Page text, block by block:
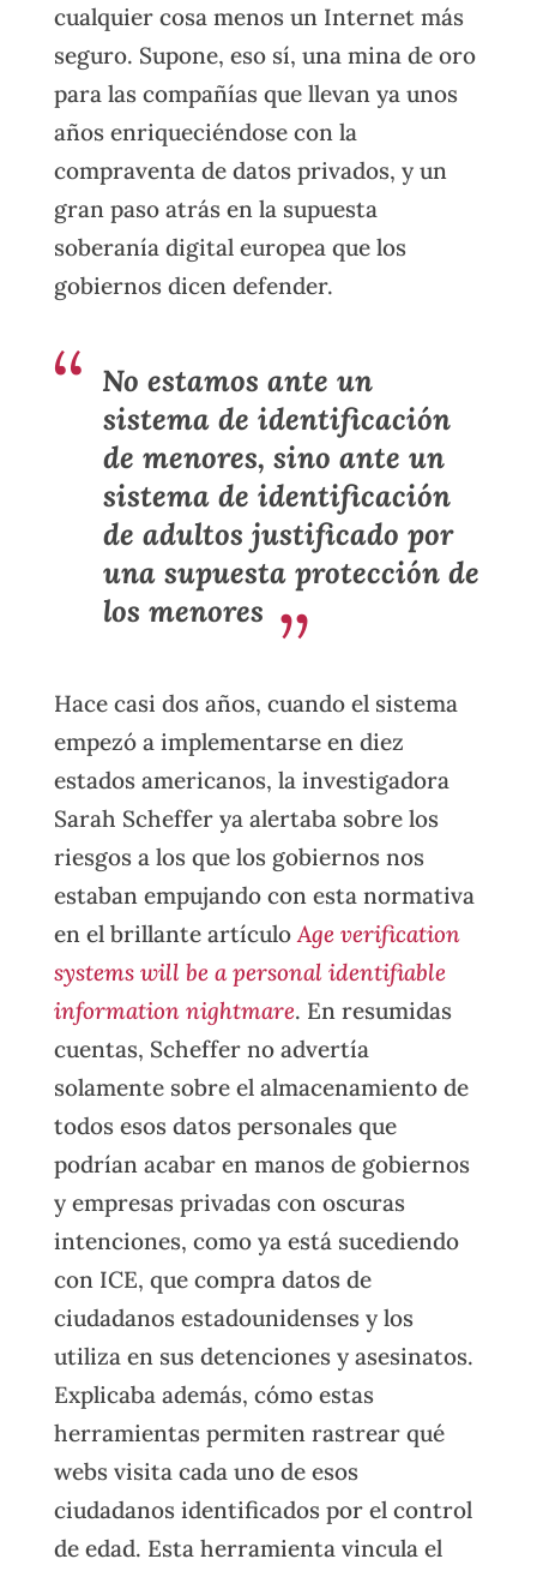
cualquier cosa menos un Internet más
seguro. Supone, eso sí, una mina de oro
para las compañías que llevan ya unos
años enriqueciéndose con la
compraventa de datos privados, y un
gran paso atrás en la supuesta
soberanía digital europea que los
gobiernos dicen defender.
No estamos ante un
sistema de identificación
de menores, sino ante un
sistema de identificación
de adultos justificado por
una supuesta protección de
los menores
Hace casi dos años, cuando el sistema
empezó a implementarse en diez
estados americanos, la investigadora
Sarah Scheffer ya alertaba sobre los
riesgos a los que los gobiernos nos
estaban empujando con esta normativa
en el brillante artículoAge verification
systems will be a personal identifiable
information nightmare. En resumidas
cuentas, Scheffer no advertía
solamente sobre el almacenamiento de
todos esos datos personales que
podrían acabar en manos de gobiernos
y empresas privadas con oscuras
intenciones, como ya está sucediendo
con ICE, que compra datos de
ciudadanos estadounidenses y los
utiliza en sus detenciones y asesinatos.
Explicaba además, cómo estas
herramientas permiten rastrear qué
webs visita cada uno de esos
ciudadanos identificados por el control
de edad. Esta herramienta vincula el